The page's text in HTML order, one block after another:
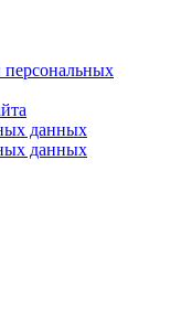
данных
данных